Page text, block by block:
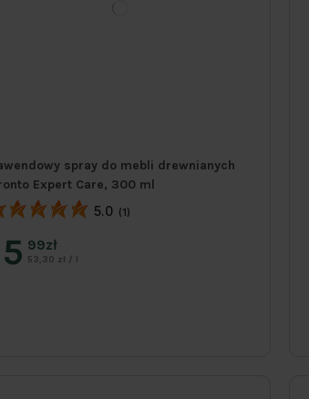
spray do mebli drewnianych
Expert Care, 300 ml
5.0 (1)
99zł
53,30 zł / l